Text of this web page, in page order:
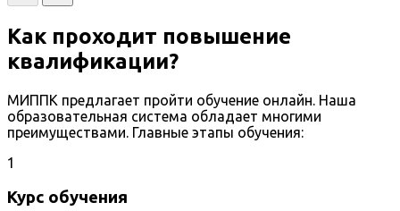
Как проходит повышение
квалификации?
МИППК предлагает пройти обучение онлайн. Наша
образовательная система обладает многими
преимуществами. Главные этапы обучения:
1
Курс обучения